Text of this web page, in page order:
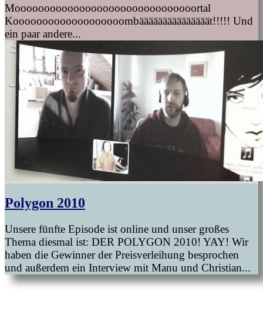
Mooooooooooooooooooooooooooooooortal
Kooooooooooooooooooombääääääääääääääät!!!!! Und
ein paar andere...
Polygon 2010
Unsere fünfte Episode ist online und unser großes
Thema diesmal ist: DER POLYGON 2010! YAY! Wir
haben die Gewinner der Preisverleihung besprochen
und außerdem ein Interview mit Manu und Christian...